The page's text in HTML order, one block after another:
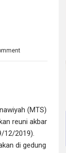
(MTS)
reuni akbar
12/2019).
di gedung